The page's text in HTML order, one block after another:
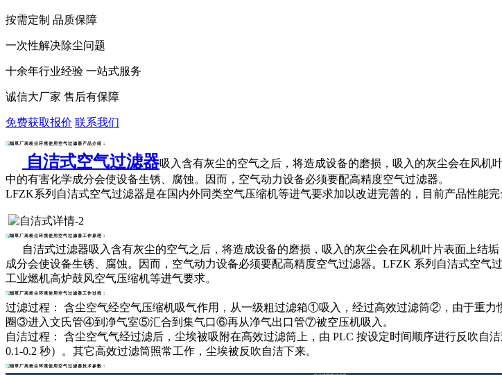
按需定制 品质保障
一次性解决除尘问题
十余年行业经验 一站式服务
诚信大厂家 售后有保障
免费获取报价 联系我们
烟草厂高粉尘环境使用空气过滤器产品介绍：
自洁式空气过滤器吸入含有灰尘的空气之后，将造成设备的磨损，吸入的灰尘会在风机
中的有害化学成分会使设备生锈、腐蚀。因而，空气动力设备必须要配高精度空气过滤器。
LFZK系列 自洁式空气过滤器是在国内外同类空气压缩机等进气要求加以改进完善的，目前产品性能
烟草厂高粉尘环境使用空气过滤器工作原理：
自洁式过滤器吸入含有灰尘的空气之后，将造成设备的磨损，吸入的灰尘会在风机叶片表面上结
成分会使设备生锈、腐蚀。因而，空气动力设备必须要配高精度空气过滤器。LFZK 系列自洁式空
工业燃机高炉鼓风空气压缩机等进气要求。
烟草厂高粉尘环境使用空气过滤器工作过程：
过滤过程： 含尘空气经空气压缩机吸气作用，从一级粗过滤箱①吸入，经过高效过滤筒②，由于重
圈③进入文氏管④到净气室⑤汇合到集气口⑥再从净气出口管⑦被空压机吸入。
自洁过程： 含尘空气气经过滤后，尘埃被吸附在高效过滤筒上，由 PLC 按设定时间顺序进行反吹自
0.1-0.2 秒）。其它高效过滤筒照常工作，尘埃被反吹自洁下来。
烟草厂高粉尘环境使用空气过滤器技术参数：